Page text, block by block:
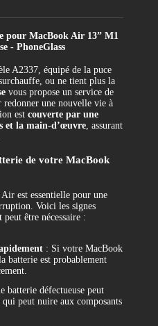
pour MacBook Air 13” M1
- PhoneGlass
A2337, équipé de la puce
ou ne tient plus la
vous propose un service de
redonner une nouvelle vie à
est couverte par une
et la main-d’œuvre, assurant
de votre MacBook
est essentielle pour une
Voici les signes
être nécessaire :
: Si votre MacBook
batterie est probablement
batterie défectueuse peut
peut nuire aux composants